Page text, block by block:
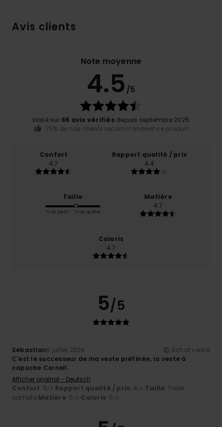
Avis clients
Note moyenne
4.5 /5
basé sur 65 avis vérifiés depuis septembre 2025
75% de nos clients recommandent ce produit
Confort
4.7
Rapport qualité / prix
4.4
Taille
Trop petit Trop grand
Matière
4.7
Coloris
4.7
5/5
Sebastian6 juillet 2026
Achat vérifié
C'est le successeur de ma veste préférée, la veste à
capuche Cornell.
Afficher original - Deutsch
Confort: 5 /5 Rapport qualité / prix: 4 /5 Taille: Taille
parfaite Matière: 5 /5 Coloris: 5 /5